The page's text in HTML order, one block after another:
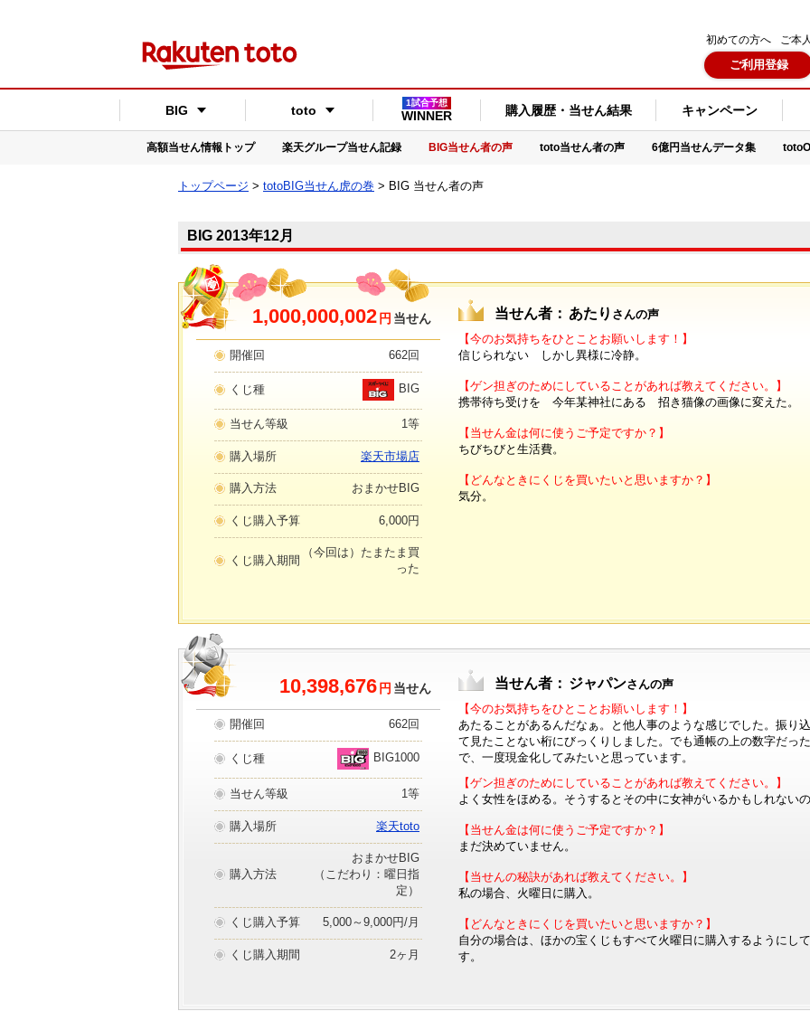
初めての方へ ご本
ご利用登録
BIG toto 1試合予想
WINNER 購入履歴・当せん結果 キャンペーン
高額当せん情報トップ 楽天グループ当せん記録 BIG当せん者の声 toto当せん者の声 6億円当せんデータ集
トップページ > totoBIG当せん虎の巻 > BIG 当せん者の声
BIG 2013年12月
1,000,000,002 円 当せん
開催回 662回
くじ種 BIG
当せん等級 1等
購入場所 楽天市場店
購入方法 おまかせBIG
くじ購入予算 6,000円
くじ購入期間
（今回は）たまたま買
った
当せん者： あたり さんの声
【今のお気持ちをひとことお願いします！】
信じられない しかし異様に冷静。
【ゲン担ぎのためにしていることがあれば教えてください。】
携帯待ち受けを 今年某神社にある 招き猫像の画像に変えた。
【当せん金は何に使うご予定ですか？】
ちびちびと生活費。
【どんなときにくじを買いたいと思いますか？】
気分。
10,398,676 円 当せん
開催回 662回
くじ種 BIG1000
当せん等級 1等
購入場所 楽天toto
購入方法
おまかせBIG
（こだわり：曜日指
定）
くじ購入予算 5,000～9,000円/月
くじ購入期間 2ヶ月
当せん者： ジャパンさんの声
【今のお気持ちをひとことお願いします！】
あたることがあるんだなぁ。と他人事のような感じでした。振り
て見たことない桁にびっくりしました。でも通帳の上の数字だっ
で、一度現金化してみたいと思っています。
【ゲン担ぎのためにしていることがあれば教えてください。】
よく女性をほめる。そうするとその中に女神がいるかもしれない
【当せん金は何に使うご予定ですか？】
まだ決めていません。
【当せんの秘訣があれば教えてください。】
私の場合、火曜日に購入。
【どんなときにくじを買いたいと思いますか？】
自分の場合は、ほかの宝くじもすべて火曜日に購入するようにし
す。